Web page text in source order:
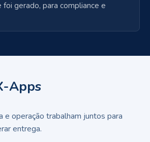
foi gerado, para compliance e
Apps
e operação trabalham juntos para
entrega.